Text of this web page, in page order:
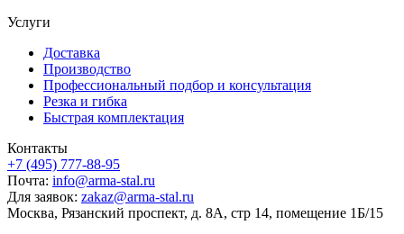
Услуги
Доставка
Производство
Профессиональный подбор и консультация
Резка и гибка
Быстрая комплектация
Контакты
+7 (495) 777-88-95
Почта: info@arma-stal.ru
Для заявок: zakaz@arma-stal.ru
Москва, Рязанский проспект, д. 8А, стр 14, помещение 1Б/15